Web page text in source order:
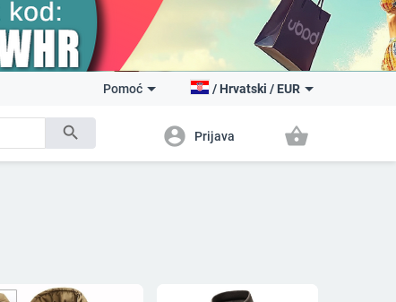
search
Pomoć / Hrvatski / EUR
account_circle Prijava shopping_basket